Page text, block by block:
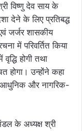
विष्णु देव साय के
देने के लिए प्रतिबद्ध
जर्जर शासकीय
में परिवर्तित किया
होगी तथा
होगा। उन्होंने कहा
आधुनिक और नागरिक-
के अध्यक्ष श्री